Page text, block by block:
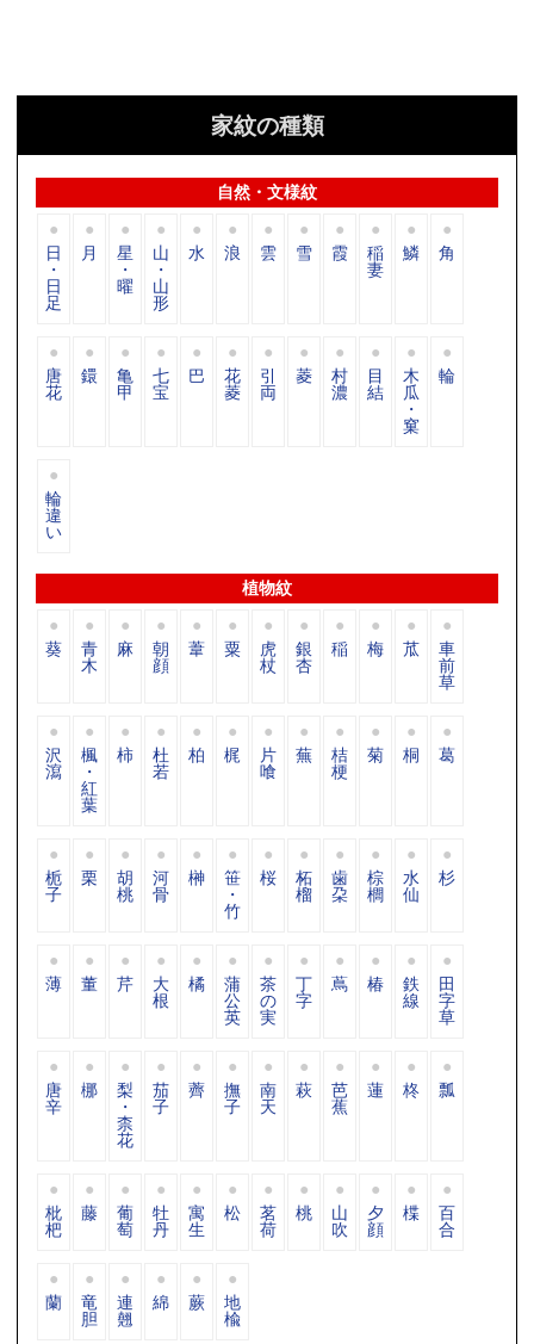
家紋の種類
自然・文様紋
日
・
日
足
月 星
・
曜
山
・
山
形
水 浪 雲 雪 霞 稲
妻
鱗 角
唐
花
鐶 亀
甲
七
宝
巴 花
菱
引
両
菱 村
濃
目
結
木
瓜
・
窠
輪
輪
違
い
植物紋
葵 青
木
麻 朝
顔
葦 粟 虎
杖
銀
杏
稲 梅 苽 車
前
草
沢
瀉
楓
・
紅
葉
柿 杜
若
柏 梶 片
喰
蕪 桔
梗
菊 桐 葛
栀
子
栗 胡
桃
河
骨
榊 笹
・
竹
桜 柘
榴
歯
朶
棕
櫚
水
仙
杉
薄 董 芹 大
根
橘 蒲
公
英
茶
の
実
丁
字
蔦 椿 鉄
線
田
字
草
唐
辛
梛 梨
・
柰
花
茄
子
薺 撫
子
南
天
萩 芭
蕉
蓮 柊 瓢
枇
杷
藤 葡
萄
牡
丹
寓
生
松 茗
荷
桃 山
吹
夕
顔
楪 百
合
蘭 竜
胆
連
翹
綿 蕨 地
楡